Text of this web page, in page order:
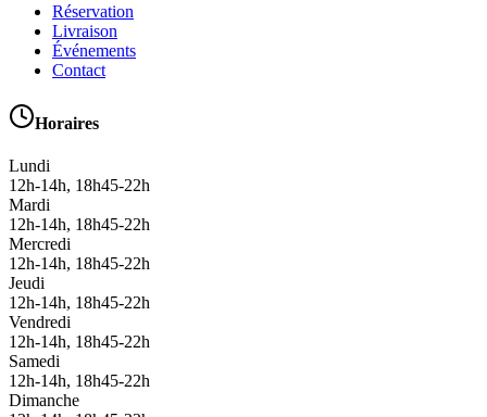
Réservation
Livraison
Événements
Contact
Horaires
Lundi
12h-14h, 18h45-22h
Mardi
12h-14h, 18h45-22h
Mercredi
12h-14h, 18h45-22h
Jeudi
12h-14h, 18h45-22h
Vendredi
12h-14h, 18h45-22h
Samedi
12h-14h, 18h45-22h
Dimanche